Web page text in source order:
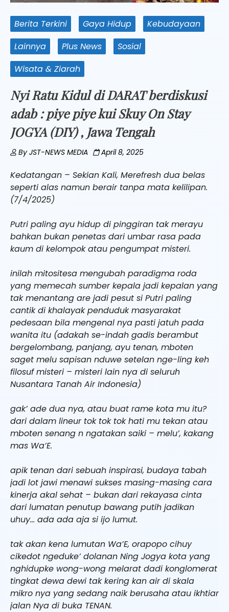
Berita Terkini Gaya Hidup
Kebudayaan
Lainnya
Plus News
Sosial
Wisata & Ziarah
Nyi Ratu Kidul di DARAT berdiskusi
adab : piye piye kui Skuy On Stay
JOGYA (DIY) , Jawa Tengah
ByJST-NEWS MEDIA April 8, 2025
Kedatangan – Sekian Kali, Merefresh dua belas
seperti alas namun berair tanpa mata kelilipan.
(7/4/2025)
Putri paling ayu hidup di pinggiran tak merayu
bahkan bukan penetas dari umbar rasa pada
kaum di kelompok atau pengumpat misteri.
inilah mitositesa mengubah paradigma roda
yang memecah sumber kepala jadi kepalan yang
tak menantang are jadi pesut si Putri paling
cantik di khalayak penduduk masyarakat
pedesaan bila mengenal nya pasti jatuh pada
wanita itu (adakah se-indah gadis berambut
bergelombang, panjang, ayu tenan, mboten
saget melu sapisan nduwe setelan nge-ling keh
filosuf misteri – misteri lain nya di seluruh
Nusantara Tanah Air Indonesia)
gak’ ade dua nya, atau buat rame kota mu itu?
dari dalam lineur tok tok tok hati mu tekan atau
mboten senang n ngatakan saiki – melu’, kakang
mas Wa’E.
apik tenan dari sebuah inspirasi, budaya tabah
jadi lot jawi menawi sukses masing-masing cara
kinerja akal sehat – bukan dari rekayasa cinta
dari lumatan penutup bawang putih jadikan
uhuy… ada ada aja si ijo lumut.
tak akan kena lumutan Wa’E, orapopo cihuy
cikedot ngeduke’ dolanan Ning Jogya kota yang
nghidupke wong-wong melarat dadi konglomerat
tingkat dewa dewi tak kering kan air di skala
mikro nya yang sedang naik berusaha atau ikhtiar
jalan Nya di buka TENAN.